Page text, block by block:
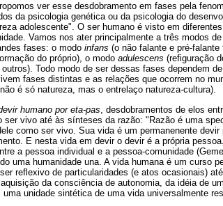
ver esse desdobramento em fases pela
da psicologia genética ou da psicologia do
adolescente". O ser humano é visto em
Vamos nos ater principalmente a três modos
fases: o modo infans (o não falante e pré-
do próprio), o modo adulescens (refiguração
Todo modo de ser dessas fases dependem
fases distintas e as relações que ocorrem no
é só natureza, mas o entrelaço natureza-cultura).
humano por eta-pas , desdobramentos de elos
ser vivo até às sínteses da razão: "Razão é uma
como ser vivo. Sua vida é um permanenente
E nesta vida em devir o devir é a própria
a pessoa individual e a pessoa-comunidade
uma humanidade una. A vida humana é um curso
reflexivo de particularidades (e atos ocasionais)
da consciência de autonomia, da idéia de
unidade sintética de uma vida universalmente